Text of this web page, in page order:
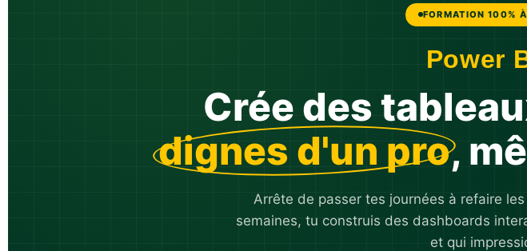
FORMATION 100%
Power
Crée des
dignes d'un pro,
Arrête de passer tes journées à refaire
semaines, tu construis des dashboards
et qui